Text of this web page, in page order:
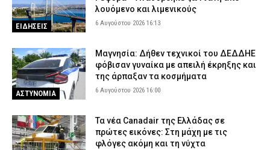
ΕΙΔΗΣΕΙΣ
λουόμενο και λιμενικούς
6 Αυγούστου 2026 16:13
ΑΣΤΥΝΟΜΙΑ
Μαγνησία: Δήθεν τεχνικοί του ΔΕΔΔΗΕ
φόβισαν γυναίκα με απειλή έκρηξης και
της άρπαξαν τα κοσμήματα
6 Αυγούστου 2026 16:00
Τα νέα Canadair της Ελλάδας σε
πρώτες εικόνες: Στη μάχη με τις
φλόγες ακόμη και τη νύχτα